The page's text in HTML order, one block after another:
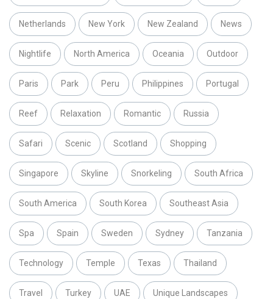
Netherlands New York New Zealand News
Nightlife North America Oceania Outdoor
Paris Park Peru Philippines Portugal
Reef Relaxation Romantic Russia
Safari Scenic Scotland Shopping
Singapore Skyline Snorkeling South Africa
South America South Korea Southeast Asia
Spa Spain Sweden Sydney Tanzania
Technology Temple Texas Thailand
Travel Turkey UAE Unique Landscapes